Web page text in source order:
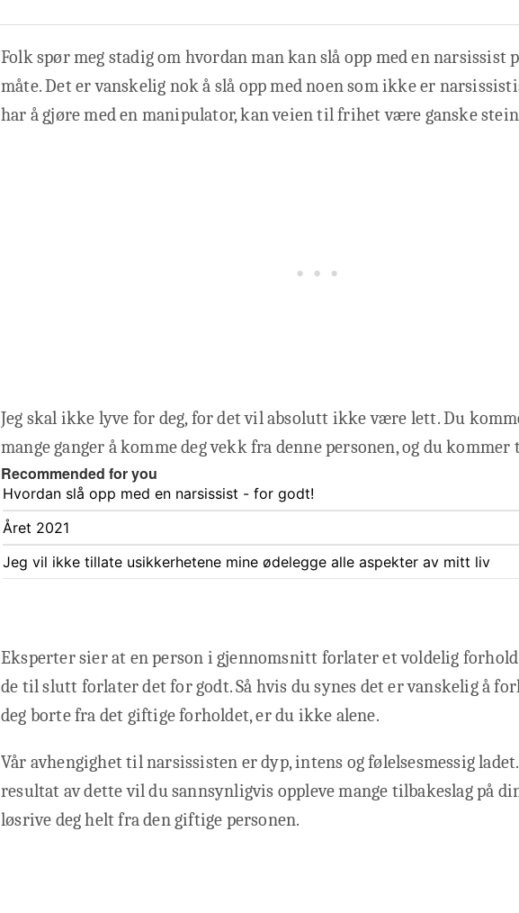
Folk spør meg stadig om hvordan man kan slå opp med en narsissist
måte. Det er vanskelig nok å slå opp med noen som ikke er
har å gjøre med en manipulator, kan veien til frihet være ganske
Jeg skal ikke lyve for deg, for det vil absolutt ikke være lett. Du
mange ganger å komme deg vekk fra denne personen, og du
Recommended for you
Hvordan slå opp med en narsissist - for godt!
Året 2021
Jeg vil ikke tillate usikkerhetene mine ødelegge alle aspekter av mitt liv
Eksperter sier at en person i gjennomsnitt forlater et voldelig
de til slutt forlater det for godt. Så hvis du synes det er vanskelig å
deg borte fra det giftige forholdet, er du ikke alene.
Vår avhengighet til narsissisten er dyp, intens og følelsesmessig
resultat av dette vil du sannsynligvis oppleve mange tilbakeslag på
løsrive deg helt fra den giftige personen.